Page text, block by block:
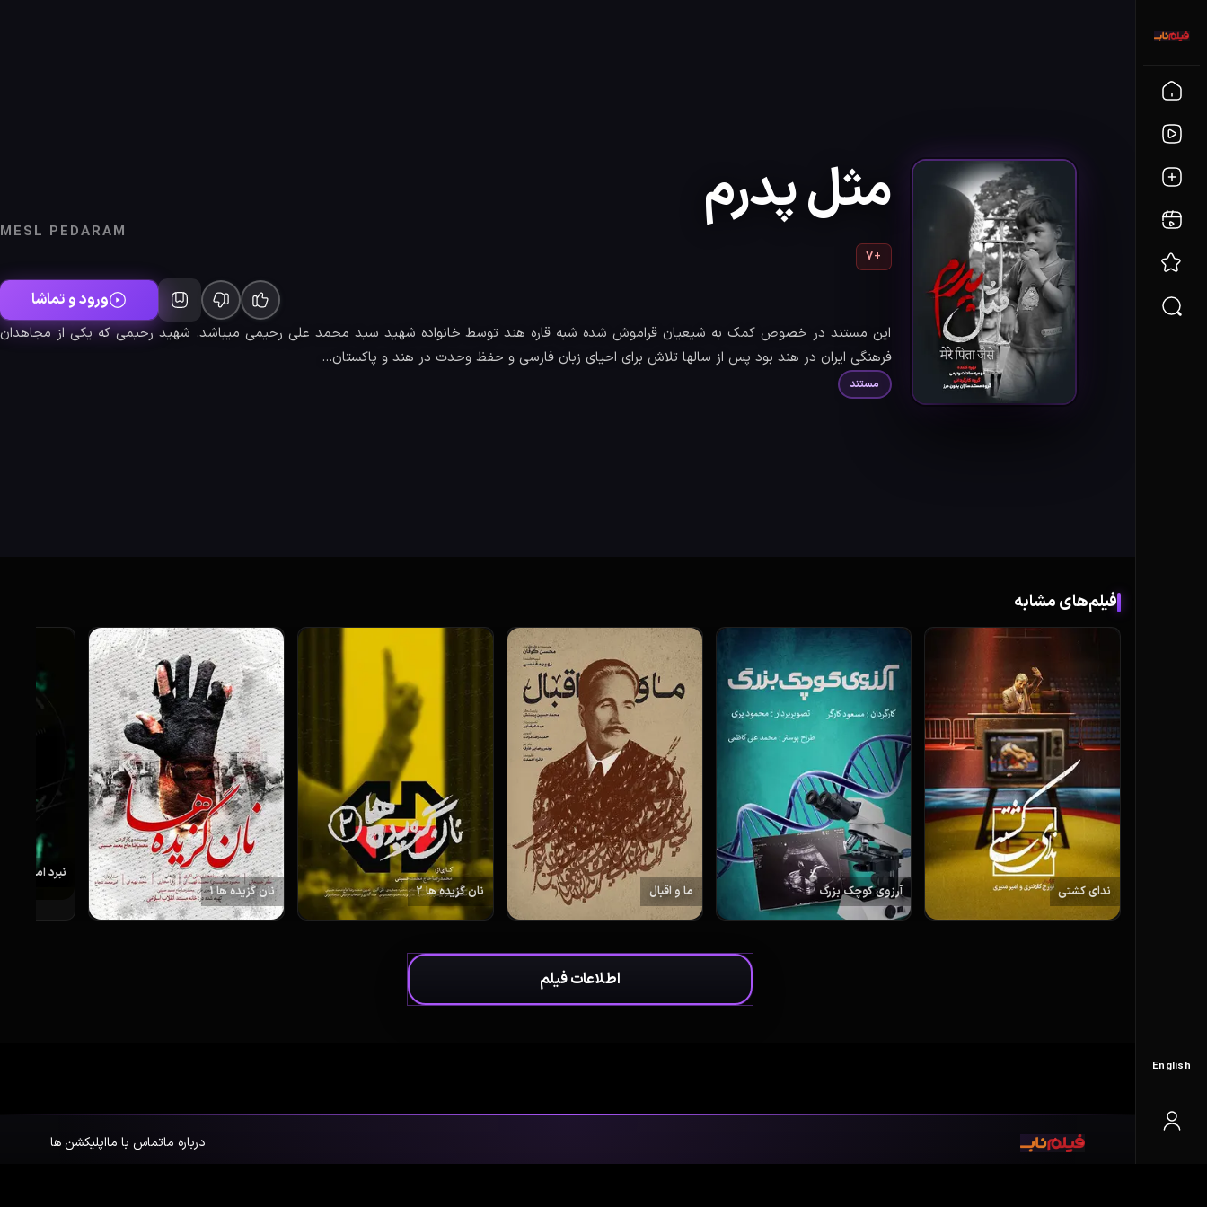
English
مثل پدرم
MESL PEDARAM
+7
ورود و تماشا
این مستند در خصوص کمک به شیعیان قراموش شده شبه قاره هند توسط خانواده شهید سید محمد علی رحیمی میباشد. شهید رحیمی که یکی از مجاهدان
فرهنگی ایران در هند بود پس از سالها تلاش برای احیای زبان فارسی و حفظ وحدت در هند و پاکستان...
مستند
فیلم‌های مشابه
ندای کشتی آرزوی کوچک بزرگ ما و اقبال نان گزیده ها 2 نان گزیده ها 1
نبرد امواج
اطلاعات فیلم
ژانر مستند رده سنی بالای 7 سال
درباره ماتماس با مااپلیکشن ها